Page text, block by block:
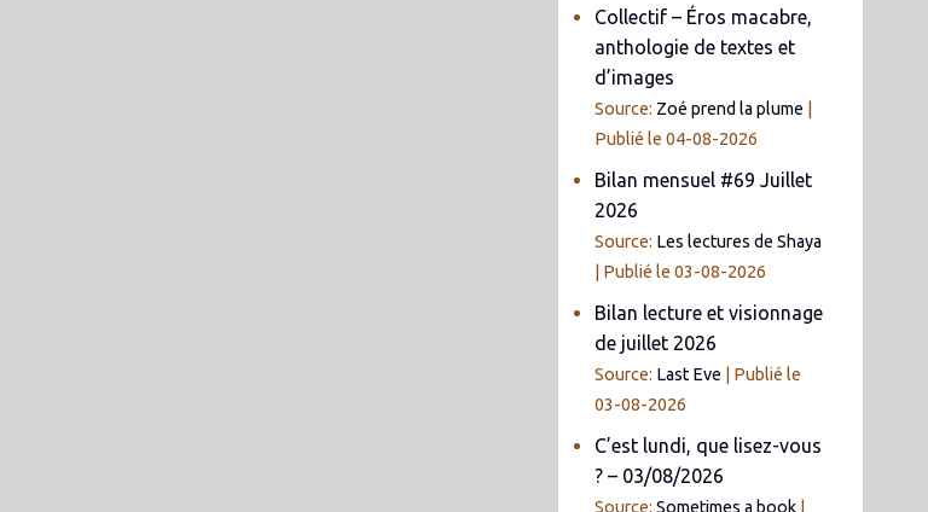
Collectif – Éros macabre,
anthologie de textes et
d’images
Source: Zoé prend la plume
Publié le 04-08-2026
Bilan mensuel #69 Juillet
2026
Source: Les lectures de Shaya
Publié le 03-08-2026
Bilan lecture et visionnage
de juillet 2026
Source: Last Eve
Publié le
03-08-2026
C’est lundi, que lisez-vous
? – 03/08/2026
Source:Sometimes a book